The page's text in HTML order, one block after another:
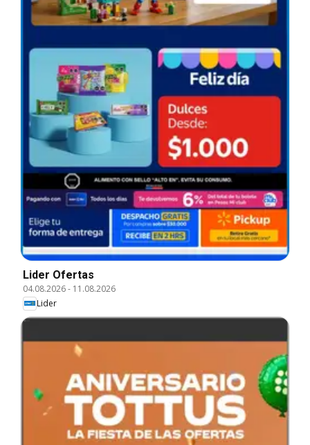
Lider Ofertas
04.08.2026- 11.08.2026
Lider